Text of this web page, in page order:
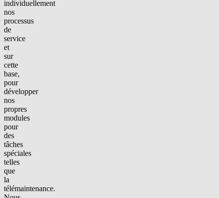
individuellement
nos
processus
de
service
et
sur
cette
base,
pour
développer
nos
propres
modules
pour
des
tâches
spéciales
telles
que
la
télémaintenance.